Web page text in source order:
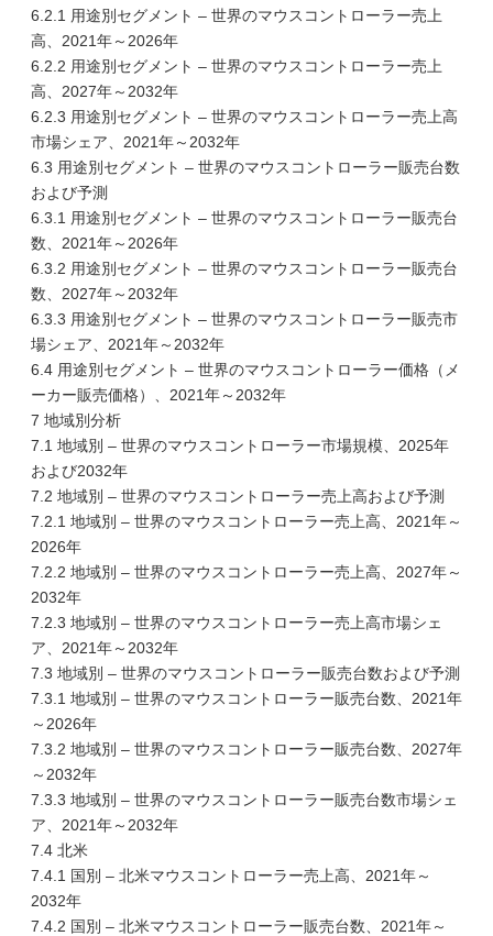
6.2.1 用途別セグメント – 世界のマウスコントローラー売上
高、2021年～2026年
6.2.2 用途別セグメント – 世界のマウスコントローラー売上
高、2027年～2032年
6.2.3 用途別セグメント – 世界のマウスコントローラー売上高
市場シェア、2021年～2032年
6.3 用途別セグメント – 世界のマウスコントローラー販売台数
および予測
6.3.1 用途別セグメント – 世界のマウスコントローラー販売台
数、2021年～2026年
6.3.2 用途別セグメント – 世界のマウスコントローラー販売台
数、2027年～2032年
6.3.3 用途別セグメント – 世界のマウスコントローラー販売市
場シェア、2021年～2032年
6.4 用途別セグメント – 世界のマウスコントローラー価格（メ
ーカー販売価格）、2021年～2032年
7 地域別分析
7.1 地域別 – 世界のマウスコントローラー市場規模、2025年
および2032年
7.2 地域別 – 世界のマウスコントローラー売上高および予測
7.2.1 地域別 – 世界のマウスコントローラー売上高、2021年～
2026年
7.2.2 地域別 – 世界のマウスコントローラー売上高、2027年～
2032年
7.2.3 地域別 – 世界のマウスコントローラー売上高市場シェ
ア、2021年～2032年
7.3 地域別 – 世界のマウスコントローラー販売台数および予測
7.3.1 地域別 – 世界のマウスコントローラー販売台数、2021年
～2026年
7.3.2 地域別 – 世界のマウスコントローラー販売台数、2027年
～2032年
7.3.3 地域別 – 世界のマウスコントローラー販売台数市場シェ
ア、2021年～2032年
7.4 北米
7.4.1 国別 – 北米マウスコントローラー売上高、2021年～
2032年
7.4.2 国別 – 北米マウスコントローラー販売台数、2021年～